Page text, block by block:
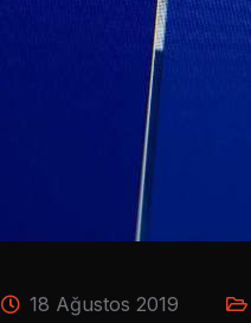
18 Ağustos 2019